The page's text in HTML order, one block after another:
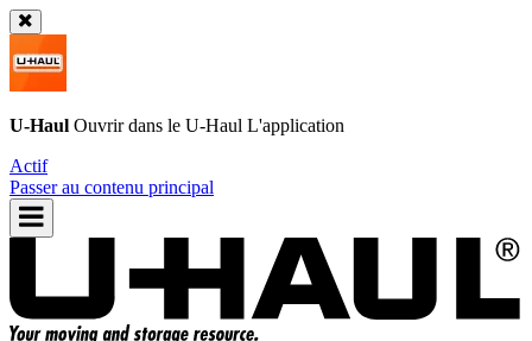
U-Haul Ouvrir dans le U-Haul L'application
Actif
Passer au contenu principal